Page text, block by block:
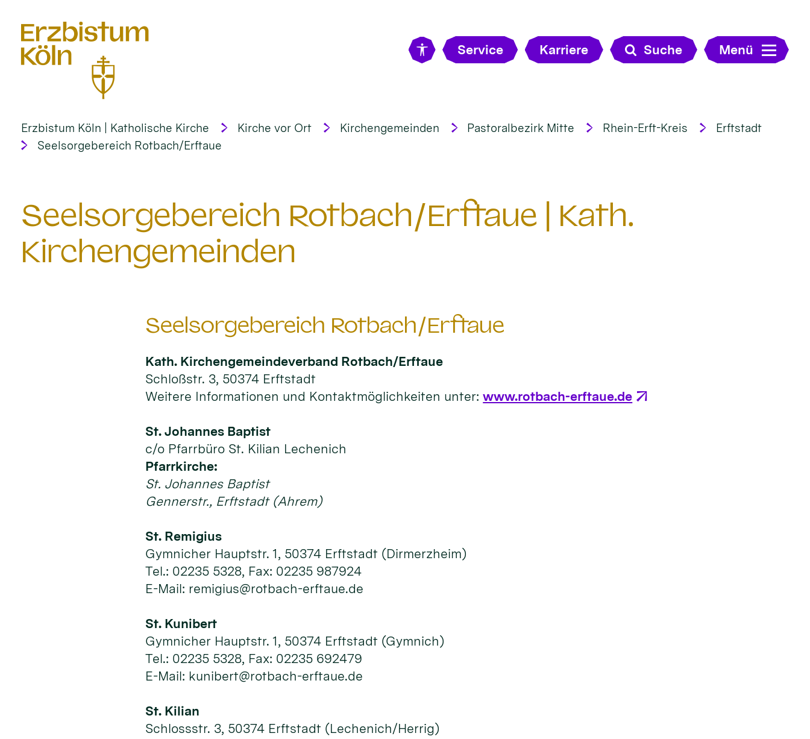
Service Karriere Suche Menü
Erzbistum Köln | Katholische Kirche Kirche vor Ort Kirchengemeinden Pastoralbezirk Mitte Rhein-Erft-Kreis
Erftstadt
Seelsorgebereich Rotbach/Erftaue
Seelsorgebereich Rotbach/Erftaue | Kath.
Kirchengemeinden
Seelsorgebereich Rotbach/Erftaue
Kath. Kirchengemeindeverband Rotbach/Erftaue
Schloßstr. 3, 50374 Erftstadt
Weitere Informationen und Kontaktmöglichkeiten unter:www.rotbach-erftaue.de
St. Johannes Baptist
c/o Pfarrbüro St. Kilian Lechenich
Pfarrkirche:
St. Johannes Baptist
Gennerstr., Erftstadt (Ahrem)
St. Remigius
Gymnicher Hauptstr. 1, 50374 Erftstadt (Dirmerzheim)
Tel.: 02235 5328, Fax: 02235 987924
E-Mail: remigius@rotbach-erftaue.de
St. Kunibert
Gymnicher Hauptstr. 1, 50374 Erftstadt (Gymnich)
Tel.: 02235 5328, Fax: 02235 692479
E-Mail: kunibert@rotbach-erftaue.de
St. Kilian
Schlossstr. 3, 50374 Erftstadt (Lechenich/Herrig)